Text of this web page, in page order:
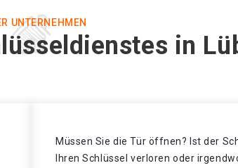
UNTERNEHMEN
in
Müssen Sie die Tür öffnen? Ist der
Ihren Schlüssel verloren oder